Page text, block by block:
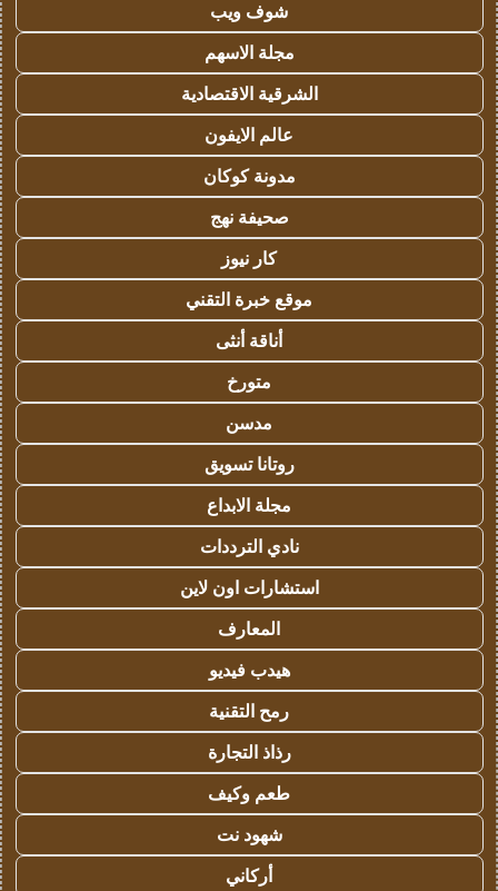
شوف ويب
مجلة الاسهم
الشرقية الاقتصادية
عالم الايفون
مدونة كوكان
صحيفة نهج
كار نيوز
موقع خبرة التقني
أناقة أنثى
متورخ
مدسن
روتانا تسويق
مجلة الابداع
نادي الترددات
استشارات اون لاين
المعارف
هيدب فيديو
رمح التقنية
رذاذ التجارة
طعم وكيف
شهود نت
أركاني